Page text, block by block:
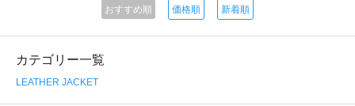
おすすめ順 価格順 新着順
カテゴリー一覧
LEATHER JACKET